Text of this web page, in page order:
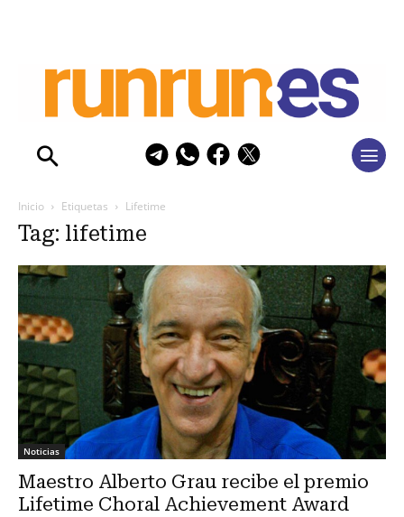
Inicio Etiquetas Lifetime
Tag: lifetime
Noticias
Maestro Alberto Grau recibe el premio
Lifetime Choral Achievement Award